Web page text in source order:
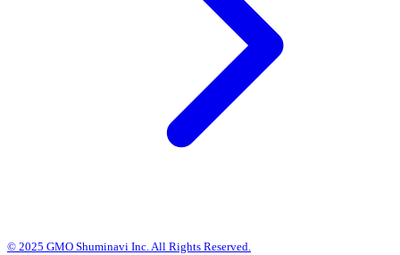
© 2025 GMO Shuminavi Inc. All Rights Reserved.